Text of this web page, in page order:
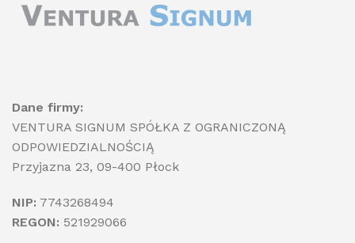
Dane firmy:
VENTURA SIGNUM SPÓŁKA Z OGRANICZONĄ
ODPOWIEDZIALNOŚCIĄ
Przyjazna 23, 09-400 Płock
NIP: 7743268494
REGON: 521929066